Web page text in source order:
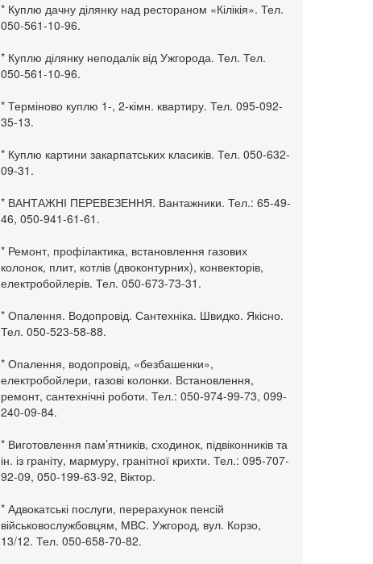
* Куплю дачну ділянку над рестораном «Кілікія». Тел.
050-561-10-96.
* Куплю ділянку неподалік від Ужгорода. Тел. Тел.
050-561-10-96.
* Терміново куплю 1-, 2-кімн. квартиру. Тел. 095-092-
35-13.
* Куплю картини закарпатських класиків. Тел. 050-632-
09-31.
* ВАНТАЖНІ ПЕРЕВЕЗЕННЯ. Вантажники. Тел.: 65-49-
46, 050-941-61-61.
* Ремонт, профілактика, встановлення газових
колонок, плит, котлів (двоконтурних), конвекторів,
електробойлерів. Тел. 050-673-73-31.
* Опалення. Водопровід. Сантехніка. Швидко. Якісно.
Тел. 050-523-58-88.
* Опалення, водопровід, «безбашенки»,
електробойлери, газові колонки. Встановлення,
ремонт, сантехнічні роботи. Тел.: 050-974-99-73, 099-
240-09-84.
* Виготовлення пам’ятників, сходинок, підвіконників та
ін. із граніту, мармуру, гранітної крихти. Тел.: 095-707-
92-09, 050-199-63-92, Віктор.
* Адвокатські послуги, перерахунок пенсій
військовослужбовцям, МВС. Ужгород, вул. Корзо,
13/12. Тел. 050-658-70-82.